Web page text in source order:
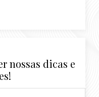
nossas dicas e